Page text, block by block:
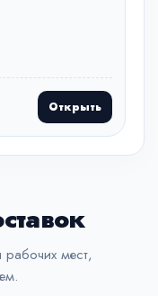
Открыть
мест,